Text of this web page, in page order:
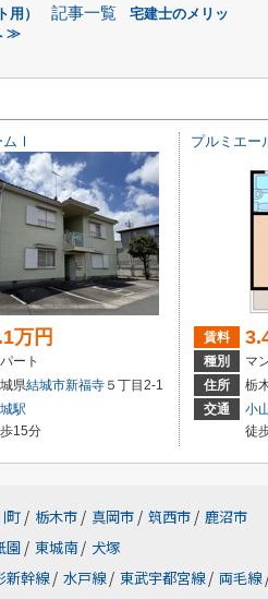
） 記事一覧
宅建士のメリッ
≫
ムⅠ
万円
ート
県結城市新福寺 ５丁目2-1
駅
15分
プルミエー
賃料
種別
マ
住所
栃
交通
小
徒
町 / 栃木市 / 真岡市 / 筑西市 / 鹿沼市
園 / 東城南 / 犬塚
新幹線 / 水戸線 / 東武宇都宮線 / 両毛線